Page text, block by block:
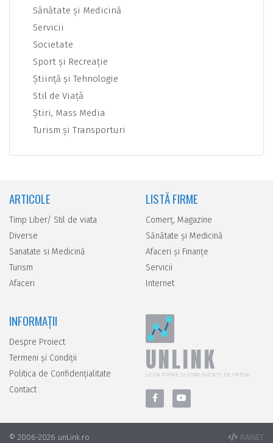
Sănătate şi Medicină
Servicii
Societate
Sport şi Recreaţie
Ştiinţă şi Tehnologie
Stil de Viaţă
Ştiri, Mass Media
Turism şi Transporturi
ARTICOLE
Timp Liber/ Stil de viata
Diverse
Sanatate si Medicină
Turism
Afaceri
LISTĂ FIRME
Comerţ, Magazine
Sănătate şi Medicină
Afaceri şi Finanţe
Servicii
Internet
INFORMAȚII
Despre Proiect
Termeni și Condiții
Politica de Confidențialitate
Contact
UNLINK
LISTA FIRME SI COMUNICATE DE PRESA
© 2006-2026 unLink.ro RAINET